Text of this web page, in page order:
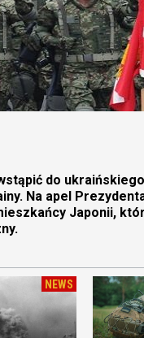
do
Na apel
Japonii,
NEWS